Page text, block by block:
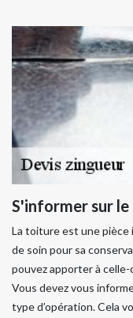
S'informer sur
La toiture est une pièce
de soin pour sa
pouvez apporter à
Vous devez vous
type d’opération. Cela